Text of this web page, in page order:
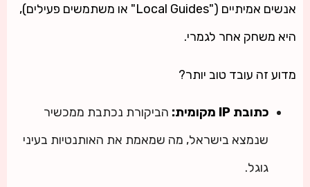
אנשים אמיתיים ("Local Guides" או משתמשים פעילים),
היא משחק אחר לגמרי.
מדוע זה עובד טוב יותר?
כתובת IP מקומית:
הביקורת נכתבת ממכשיר
שנמצא בישראל, מה שמאמת את האותנטיות בעיני
גוגל.